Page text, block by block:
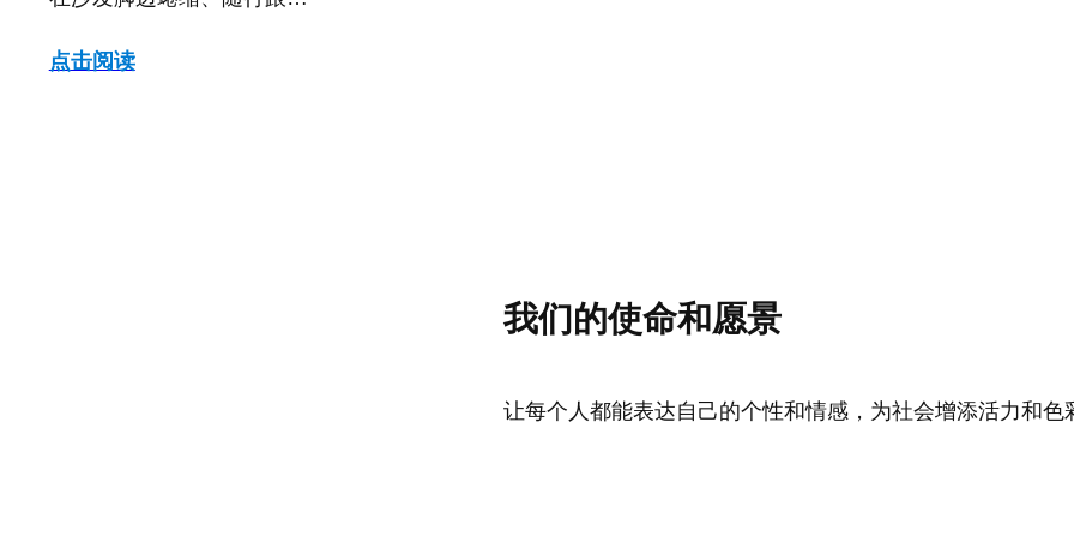
点击阅读
我们的使命和愿景
让每个人都能表达自己的个性和情感，为社会增添活力和色